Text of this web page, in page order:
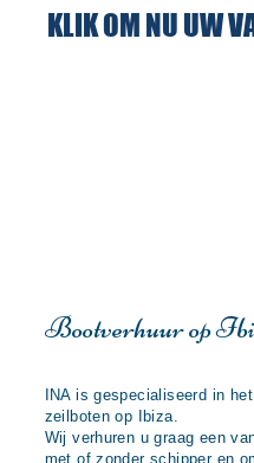
KLIK OM NU UW
INA is gespecialiseerd in
zeilboten op Ibiza.
Wij verhuren u graag een
met of zonder schipper en
Bootverhuur op